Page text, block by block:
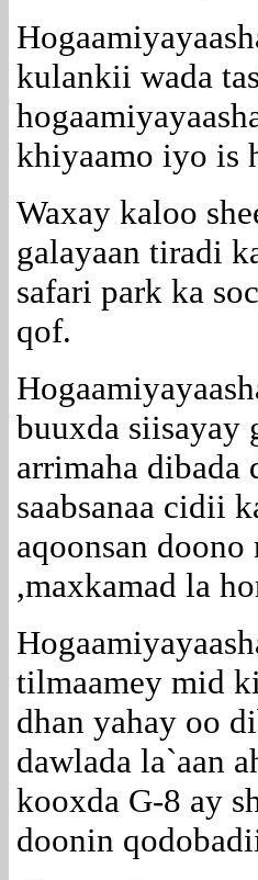
kulankii wada
khiyaamo iyo is
Waxay kaloo
galayaan tiradi
safari park ka
qof.
buuxda siisayay
arrimaha
saabsanaa cidii
aqoonsan
,maxkamad la
tilmaamey mid
dhan yahay oo
dawlada la`aan
kooxda G-8 ay
doonin